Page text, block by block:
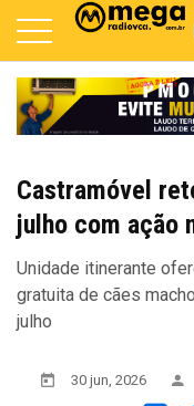
Castramóvel
julho com ação
Unidade itinerante
gratuita de cães
julho
30 jun, 2026